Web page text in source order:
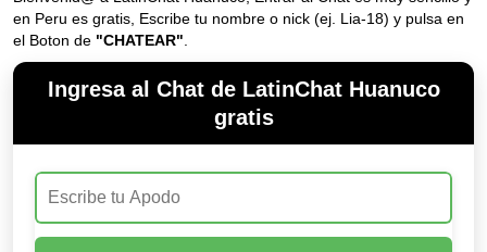
en Peru es gratis, Escribe tu nombre o nick (ej. Lia-18) y pulsa en
el Boton de "CHATEAR"
Ingresa al Chat de LatinChat Huanuco
gratis